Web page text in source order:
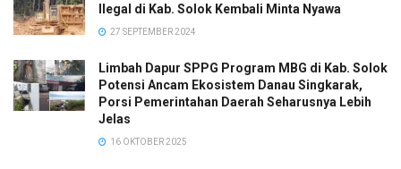
Ilegal di Kab. Solok Kembali Minta Nyawa
27 SEPTEMBER 2024
Limbah Dapur SPPG Program MBG di Kab. Solok
Potensi Ancam Ekosistem Danau Singkarak,
Porsi Pemerintahan Daerah Seharusnya Lebih
Jelas
16 OKTOBER 2025